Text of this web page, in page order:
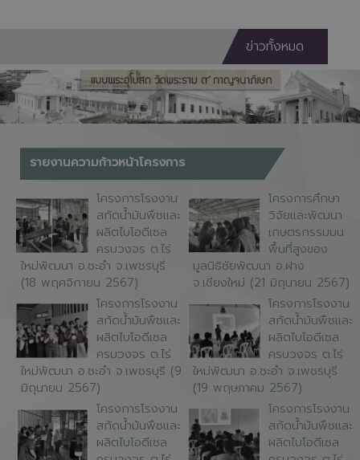
ข่าวทั้งหมด
รายงานความก้าวหน้าโครงการ
โครงการโรงงาน
สกัดน้ำมันพืชและ
ผลิตไบโอดีเซล
ครบวงจร ต.ไร่
ใหม่พัฒนา อ.ชะอำ จ.เพชรบุรี
(18 พฤศจิกายน 2567)
โครงการศึกษา
วิจัยและพัฒนา
เกษตรกรรมบน
พื้นที่สูงของ
มูลนิธิชัยพัฒนา อ.ฝาง
จ.เชียงใหม่ (21 มิถุนายน 2567)
โครงการโรงงาน
สกัดน้ำมันพืชและ
ผลิตไบโอดีเซล
ครบวงจร ต.ไร่
ใหม่พัฒนา อ.ชะอำ จ.เพชรบุรี (9
มิถุนายน 2567)
โครงการโรงงาน
สกัดน้ำมันพืชและ
ผลิตไบโอดีเซล
ครบวงจร ต.ไร่
ใหม่พัฒนา อ.ชะอำ จ.เพชรบุรี
(19 พฤษภาคม 2567)
โครงการโรงงาน
สกัดน้ำมันพืชและ
ผลิตไบโอดีเซล
โครงการโรงงาน
สกัดน้ำมันพืชและ
ผลิตไบโอดีเซล